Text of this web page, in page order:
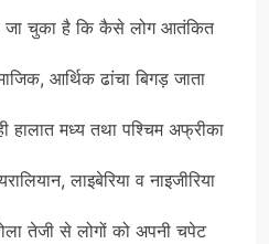
जा चुका है कि कैसे लोग आतंकित
आर्थिक ढांचा बिगड़ जाता
हालात मध्य तथा पश्चिम अफ्रीका
लाइबेरिया व नाइजीरिया
तेजी से लोगों को अपनी चपेट